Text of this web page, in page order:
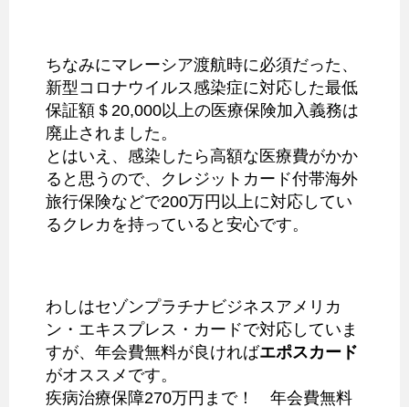
ちなみにマレーシア渡航時に必須だった、
新型コロナウイルス感染症に対応した最低
保証額＄20,000以上の医療保険加入義務は
廃止されました。
とはいえ、感染したら高額な医療費がかか
ると思うので、クレジットカード付帯海外
旅行保険などで200万円以上に対応してい
るクレカを持っていると安心です。
わしはセゾンプラチナビジネスアメリカ
ン・エキスプレス・カードで対応していま
すが、年会費無料が良ければエポスカード
がオススメです。
疾病治療保障270万円まで！ 年会費無料